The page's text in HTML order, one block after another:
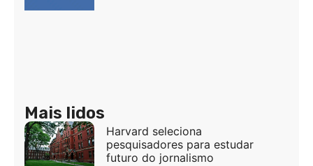
Mais lidos
Harvard seleciona
pesquisadores para estudar
futuro do jornalismo